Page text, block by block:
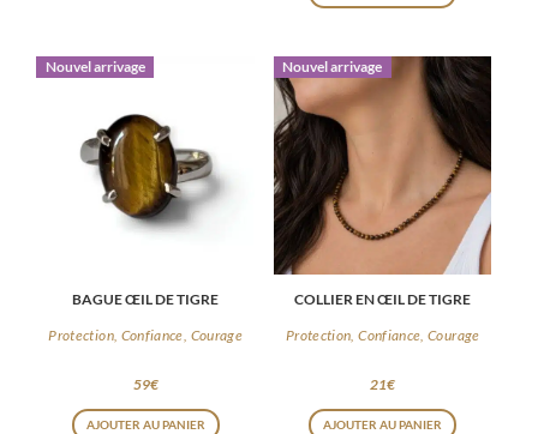
Nouvel arrivage
BAGUE ŒIL DE TIGRE
Protection, Confiance, Courage
59€
AJOUTER AU PANIER
Nouvel arrivage
COLLIER EN ŒIL DE TIGRE
Protection, Confiance, Courage
21€
AJOUTER AU PANIER